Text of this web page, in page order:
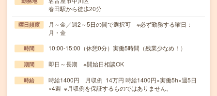
春田駅から徒歩20分
曜日頻度
月～金／週2～5日の間で選択可 ※必ず勤務する曜日：
月・金
時間 10:00-15:00（休憩0分）実働5時間（残業少なめ！）
期間 即日～長期 ※開始日相談OK
時給
時給1400円 月収例 14万円 時給1400円×実働5h×週5日
×4週 ※月収例を保証するものではありません。